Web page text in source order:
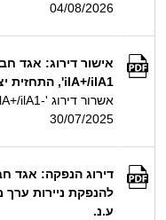
04/08/2026
אישור דירוג: אגד
ilA+/ilA1', התחזית יציבה
אשרור דירוג '-ilA+/ilA1', התחזית יציבה
30/07/2025
ע.נ.